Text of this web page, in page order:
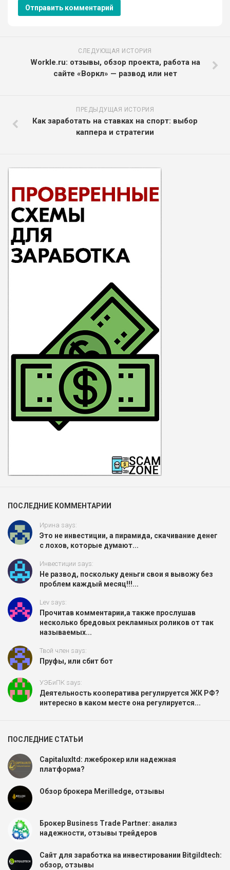
СЛЕДУЮЩАЯ ИСТОРИЯ
Workle.ru: отзывы, обзор проекта, работа на
сайте «Воркл» — развод или нет
ПРЕДЫДУЩАЯ ИСТОРИЯ
Как заработать на ставках на спорт: выбор
каппера и стратегии
ПОСЛЕДНИЕ КОММЕНТАРИИ
Ирина says:
Это не инвестиции, а пирамида, скачивание денег
с лохов, которые думают...
Инвестиции says:
Не развод, поскольку деньги свои я вывожу без
проблем каждый месяц!!!...
Lev says:
Прочитав комментарии,а также прослушав
несколько бредовых рекламных роликов от так
называемых...
Твой член says:
Пруфы, или сбит бот
УЭБиПК says:
Деятельность кооператива регулируется ЖК РФ?
интересно в каком месте она регулируется...
ПОСЛЕДНИЕ СТАТЬИ
Capitaluxltd: лжеброкер или надежная
платформа?
Обзор брокера Merilledge, отзывы
Брокер Business Trade Partner: анализ
надежности, отзывы трейдеров
Сайт для заработка на инвестировании Bitgildtech:
обзор, отзывы